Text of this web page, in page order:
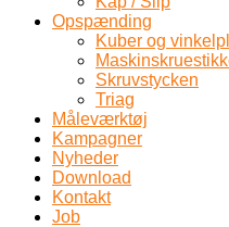
Opspænding
Kuber og
Skruvstycken
Triag
Måleværktøj
Kampagner
Nyheder
Download
Kontakt
Job